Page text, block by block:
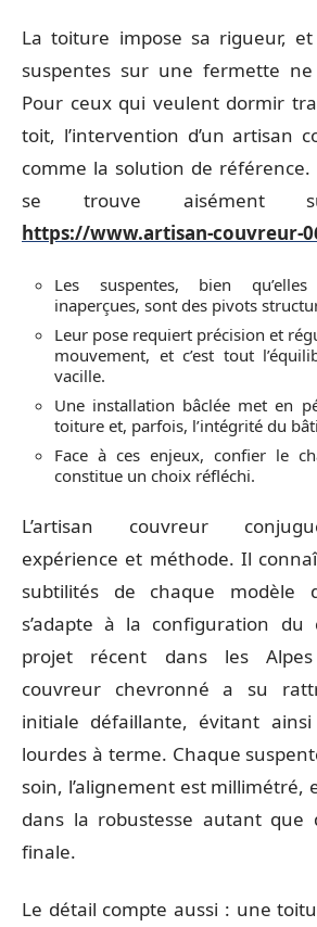
La toiture impose sa rigueur, et
suspentes sur une fermette ne
Pour ceux qui veulent dormir
toit, l’intervention d’un artisan
comme la solution de référence.
se trouve aisément
https://www.artisan-couvreur-
Les suspentes, bien
inaperçues, sont des pivots
Leur pose requiert précision et
mouvement, et c’est tout
vacille.
Une installation bâclée met en
toiture et, parfois, l’intégrité du
Face à ces enjeux, confier le
constitue un choix réfléchi.
L’artisan couvreur
expérience et méthode. Il
subtilités de chaque modèle
s’adapte à la configuration du
projet récent dans les
couvreur chevronné a su
initiale défaillante, évitant
lourdes à terme. Chaque
soin, l’alignement est millimétré,
dans la robustesse autant que
finale.
Le détail compte aussi : une